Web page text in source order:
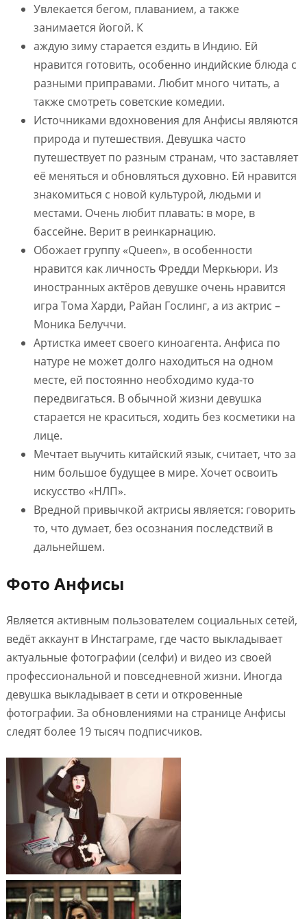
Увлекается бегом, плаванием, а также
занимается йогой. К
аждую зиму старается ездить в Индию. Ей
нравится готовить, особенно индийские блюда с
разными приправами. Любит много читать, а
также смотреть советские комедии.
Источниками вдохновения для Анфисы являются
природа и путешествия. Девушка часто
путешествует по разным странам, что заставляет
её меняться и обновляться духовно. Ей нравится
знакомиться с новой культурой, людьми и
местами. Очень любит плавать: в море, в
бассейне. Верит в реинкарнацию.
Обожает группу «Queen», в особенности
нравится как личность Фредди Меркьюри. Из
иностранных актёров девушке очень нравится
игра Тома Харди, Райан Гослинг, а из актрис –
Моника Белуччи.
Артистка имеет своего киноагента. Анфиса по
натуре не может долго находиться на одном
месте, ей постоянно необходимо куда-то
передвигаться. В обычной жизни девушка
старается не краситься, ходить без косметики на
лице.
Мечтает выучить китайский язык, считает, что за
ним большое будущее в мире. Хочет освоить
искусство «НЛП».
Вредной привычкой актрисы является: говорить
то, что думает, без осознания последствий в
дальнейшем.
Фото Анфисы
Является активным пользователем социальных сетей,
ведёт аккаунт в Инстаграме, где часто выкладывает
актуальные фотографии (селфи) и видео из своей
профессиональной и повседневной жизни. Иногда
девушка выкладывает в сети и откровенные
фотографии. За обновлениями на странице Анфисы
следят более 19 тысяч подписчиков.